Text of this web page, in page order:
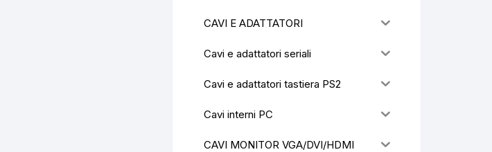
CAVI E ADATTATORI
Cavi e adattatori seriali
Cavi e adattatori tastiera PS2
Cavi interni PC
CAVI MONITOR VGA/DVI/HDMI